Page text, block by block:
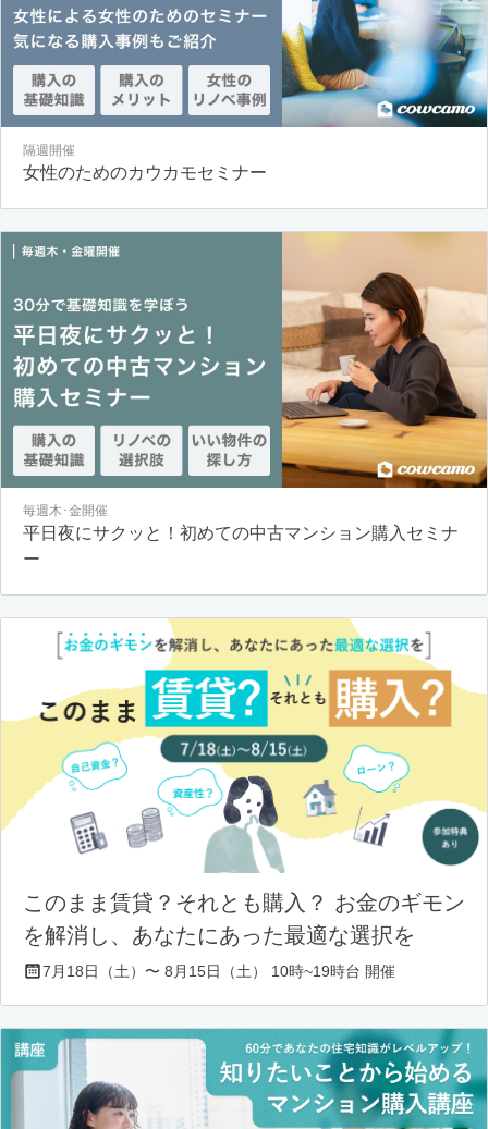
隔週開催
女性のためのカウカモセミナー
毎週木･金開催
平日夜にサクッと！初めての中古マンション購入セミナ
ー
このまま賃貸？それとも購入？ お金のギモン
を解消し、あなたにあった最適な選択を
7月18日（土）〜 8月15日（土） 10時~19時台 開催